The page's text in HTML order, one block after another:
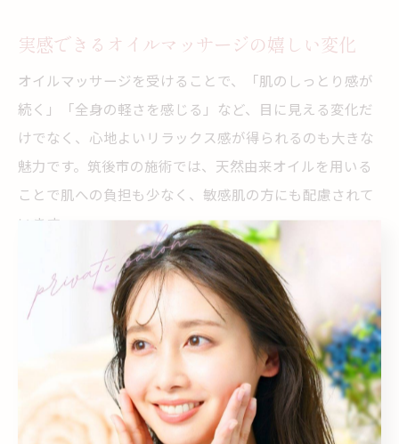
実感できるオイルマッサージの嬉しい変化
オイルマッサージを受けることで、「肌のしっとり感が
続く」「全身の軽さを感じる」など、目に見える変化だ
けでなく、心地よいリラックス感が得られるのも大きな
魅力です。筑後市の施術では、天然由来オイルを用いる
ことで肌への負担も少なく、敏感肌の方にも配慮されて
います。
また、継続的に施術を受けることで、むくみや疲労感の
軽減だけでなく、睡眠の質向上やストレス解消、免疫力
サポートなど、心身のバランスを整える効果も期待され
ます。仕事や家事で忙しい毎日に、定期的なオイルマッ
サージを取り入れることで、健やかで美しいライフスタ
イルを実現できるでしょう。